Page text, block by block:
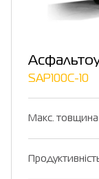
SAP100C-10
Макс.